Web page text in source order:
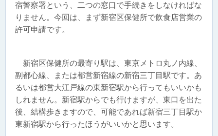
宿警察署という、二つの窓口で手続きをしなければな
りません。今回は、まず新宿区保健所で飲食店営業の
許可申請です。
新宿区保健所の最寄り駅は、東京メトロ丸ノ内線、
副都心線、または都営新宿線の新宿三丁目駅です。あ
るいは都営大江戸線の東新宿駅から行ってもいいかも
しれません。新宿駅からでも行けますが、東口を出た
後、結構歩きますので、可能であれば新宿三丁目駅か
東新宿駅から行ったほうがいいかと思います。